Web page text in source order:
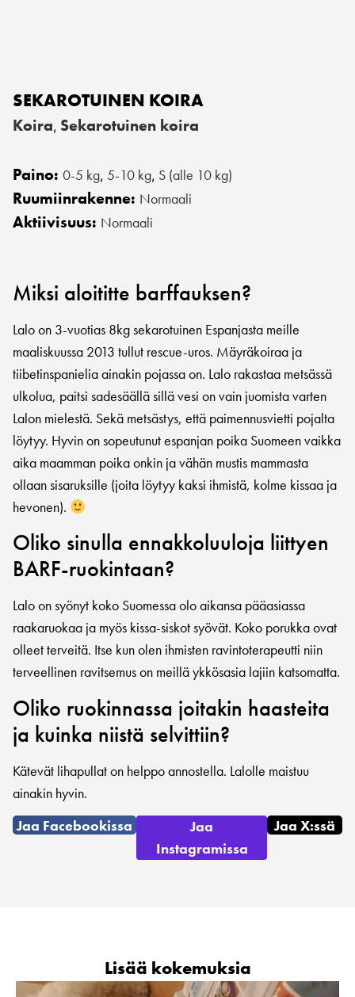
SEKAROTUINEN KOIRA
Koira, Sekarotuinen koira
Paino: 0-5 kg, 5-10 kg, S (alle 10 kg)
Ruumiinrakenne: Normaali
Aktiivisuus: Normaali
Miksi aloititte barffauksen?
Lalo on 3-vuotias 8kg sekarotuinen Espanjasta meille
maaliskuussa 2013 tullut rescue-uros. Mäyräkoiraa ja
tiibetinspanielia ainakin pojassa on. Lalo rakastaa metsässä
ulkolua, paitsi sadesäällä sillä vesi on vain juomista varten
Lalon mielestä. Sekä metsästys, että paimennusvietti pojalta
löytyy. Hyvin on sopeutunut espanjan poika Suomeen vaikka
aika maamman poika onkin ja vähän mustis mammasta
ollaan sisaruksille (joita löytyy kaksi ihmistä, kolme kissaa ja
hevonen).
Oliko sinulla ennakkoluuloja liittyen
BARF-ruokintaan?
Lalo on syönyt koko Suomessa olo aikansa pääasiassa
raakaruokaa ja myös kissa-siskot syövät. Koko porukka ovat
olleet terveitä. Itse kun olen ihmisten ravintoterapeutti niin
terveellinen ravitsemus on meillä ykkösasia lajiin katsomatta.
Oliko ruokinnassa joitakin haasteita
ja kuinka niistä selvittiin?
Kätevät lihapullat on helppo annostella. Lalolle maistuu
ainakin hyvin.
Jaa Facebookissa
Jaa
Instagramissa
Jaa X:ssä
Lisää kokemuksia